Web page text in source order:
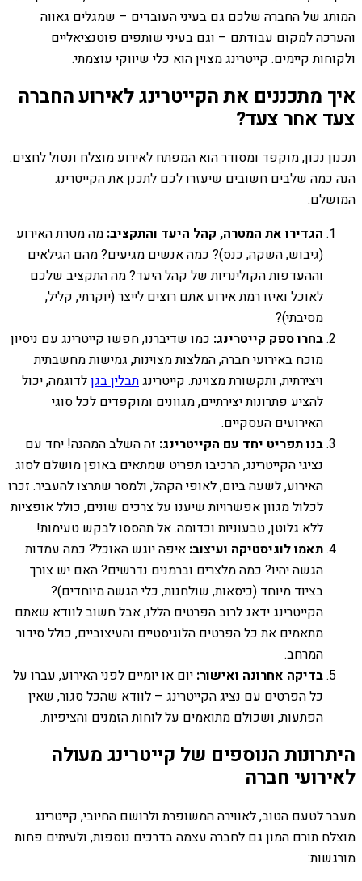
המותג של החברה שלכם גם בעיני העובדים – שמגלים גאווה
והערכה למקום עבודתם – וגם בעיני שותפים פוטנציאליים
ולקוחות קיימים. קייטרינג מצוין הוא כלי שיווקי עוצמתי.
איך מתכננים את הקייטרינג לאירוע החברה
צעד אחר צעד?
תכנון נכון, מוקפד ומסודר הוא המפתח לאירוע מוצלח ונטול לחצים.
הנה כמה שלבים חשובים שיעזרו לכם לתכנן את הקייטרינג
המושלם:
הגדירו את המטרה, קהל היעד והתקציב: מה מטרת האירוע
(גיבוש, השקה, כנס)? כמה אנשים מגיעים? מהם הגילאים
וההעדפות הקולינריות של קהל היעד? מה התקציב שלכם
לאוכל ואיזו רמת אירוע אתם רוצים לייצר (יוקרתי, קליל,
מסיבתי)?
בחרו ספק קייטרינג: כמו שדיברנו, חפשו קייטרינג עם ניסיון
מוכח באירועי חברה, המלצות מצוינות, גמישות מחשבתית
ויצירתית, ותקשורת מצוינת. קייטרינגתבלין בגןלדוגמה, יכול
להציע פתרונות יצירתיים, מגוונים ומוקפדים לכל סוגי
האירועים העסקיים.
בנו תפריט יחד עם הקייטרינג: זה השלב המהנה! יחד עם
נציגי הקייטרינג, הרכיבו תפריט שמתאים באופן מושלם לסוג
האירוע, לשעה ביום, לאופי הקהל, ולמסר שתרצו להעביר. זכרו
לכלול מגוון אפשרויות שיענו על צרכים שונים, כולל אופציות
ללא גלוטן, טבעוניות וכדומה. אל תהססו לבקש טעימות!
תאמו לוגיסטיקה ועיצוב: איפה יוגש האוכל? כמה עמדות
הגשה יהיו? כמה מלצרים וברמנים נדרשים? האם יש צורך
בציוד מיוחד (כיסאות, שולחנות, כלי הגשה מיוחדים)?
הקייטרינג ידאג לרוב הפרטים הללו, אבל חשוב לוודא שאתם
מתאמים את כל הפרטים הלוגיסטיים והעיצוביים, כולל סידור
המרחב.
בדיקה אחרונה ואישור: יום או יומיים לפני האירוע, עברו על
כל הפרטים עם נציג הקייטרינג – לוודא שהכל סגור, שאין
הפתעות, ושכולם מתואמים על לוחות הזמנים והציפיות.
היתרונות הנוספים של קייטרינג מעולה
לאירועי חברה
מעבר לטעם הטוב, לאווירה המשופרת ולרושם החיובי, קייטרינג
מוצלח תורם המון גם לחברה עצמה בדרכים נוספות, ולעיתים פחות
מורגשות: